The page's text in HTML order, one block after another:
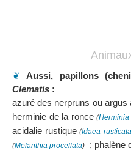
❦Aussi, papillons
Clematis :
azuré des nerpruns ou argus
herminie de la ronce (Herminia
acidalie rustique (Idaea
(Melanthia procellata) ; phalène